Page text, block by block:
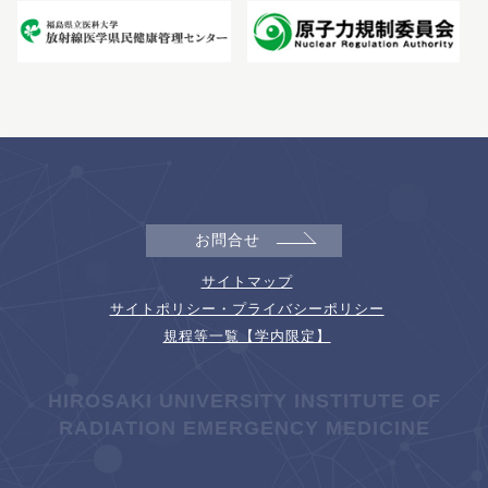
お問合せ
サイトマップ
サイトポリシー・プライバシーポリシー
規程等一覧【学内限定】
HIROSAKI UNIVERSITY INSTITUTE OF
RADIATION EMERGENCY MEDICINE